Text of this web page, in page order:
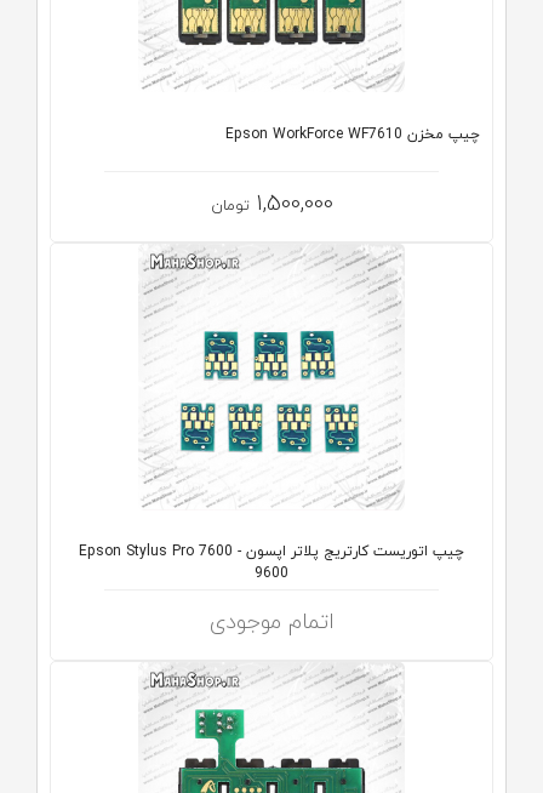
چیپ مخزن Epson WorkForce WF7610
1,500,000 تومان
چیپ اتوریست کارتریج پلاتر اپسون Epson Stylus Pro 7600 -
9600
اتمام موجودی